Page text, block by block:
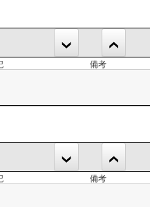
備考
備考